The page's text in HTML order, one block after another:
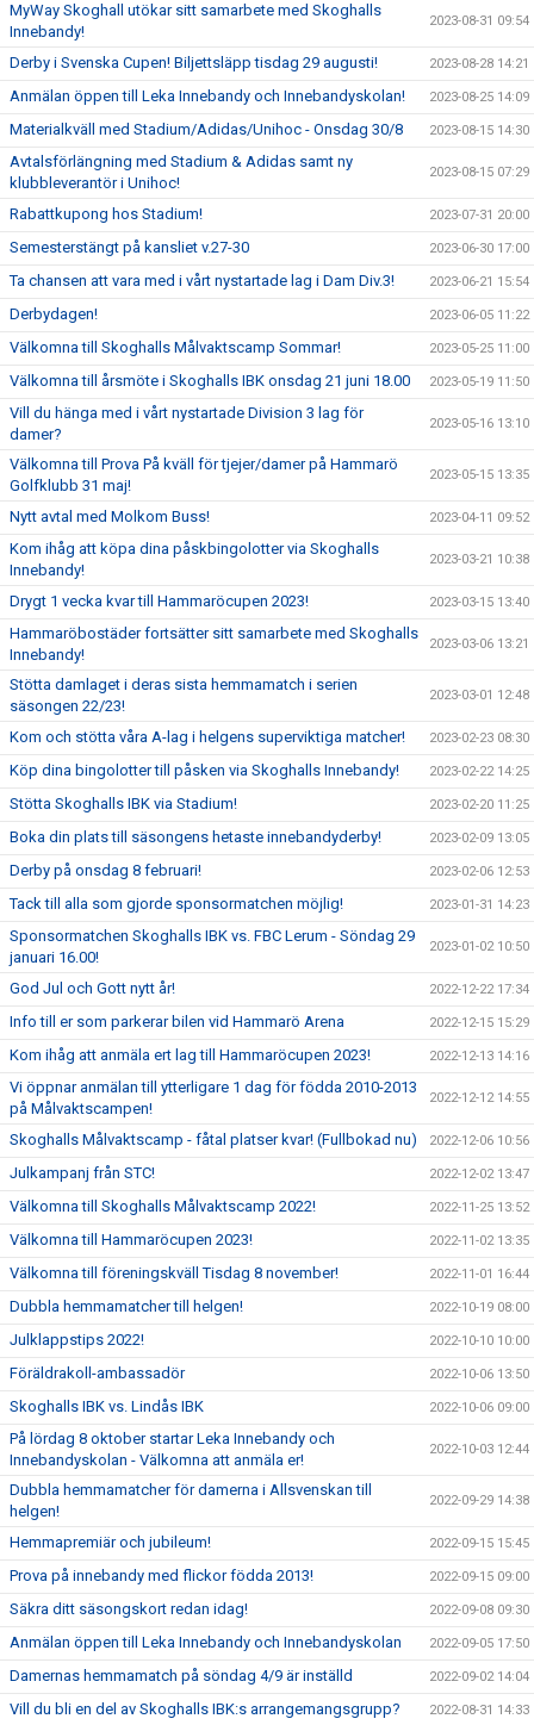
MyWay Skoghall utökar sitt samarbete med Skoghalls
Innebandy!
2023-08-31 09:54
Derby i Svenska Cupen! Biljettsläpp tisdag 29 augusti! 2023-08-28 14:21
Anmälan öppen till Leka Innebandy och Innebandyskolan! 2023-08-25 14:09
Materialkväll med Stadium/Adidas/Unihoc - Onsdag 30/8 2023-08-15 14:30
Avtalsförlängning med Stadium & Adidas samt ny
klubbleverantör i Unihoc!
2023-08-15 07:29
Rabattkupong hos Stadium! 2023-07-31 20:00
Semesterstängt på kansliet v.27-30 2023-06-30 17:00
Ta chansen att vara med i vårt nystartade lag i Dam Div.3! 2023-06-21 15:54
Derbydagen! 2023-06-05 11:22
Välkomna till Skoghalls Målvaktscamp Sommar! 2023-05-25 11:00
Välkomna till årsmöte i Skoghalls IBK onsdag 21 juni 18.00 2023-05-19 11:50
Vill du hänga med i vårt nystartade Division 3 lag för
damer?
2023-05-16 13:10
Välkomna till Prova På kväll för tjejer/damer på Hammarö
Golfklubb 31 maj!
2023-05-15 13:35
Nytt avtal med Molkom Buss! 2023-04-11 09:52
Kom ihåg att köpa dina påskbingolotter via Skoghalls
Innebandy!
2023-03-21 10:38
Drygt 1 vecka kvar till Hammaröcupen 2023! 2023-03-15 13:40
Hammaröbostäder fortsätter sitt samarbete med Skoghalls
Innebandy!
2023-03-06 13:21
Stötta damlaget i deras sista hemmamatch i serien
säsongen 22/23!
2023-03-01 12:48
Kom och stötta våra A-lag i helgens superviktiga matcher! 2023-02-23 08:30
Köp dina bingolotter till påsken via Skoghalls Innebandy! 2023-02-22 14:25
Stötta Skoghalls IBK via Stadium! 2023-02-20 11:25
Boka din plats till säsongens hetaste innebandyderby! 2023-02-09 13:05
Derby på onsdag 8 februari! 2023-02-06 12:53
Tack till alla som gjorde sponsormatchen möjlig! 2023-01-31 14:23
Sponsormatchen Skoghalls IBK vs. FBC Lerum - Söndag 29
januari 16.00!
2023-01-02 10:50
God Jul och Gott nytt år! 2022-12-22 17:34
Info till er som parkerar bilen vid Hammarö Arena 2022-12-15 15:29
Kom ihåg att anmäla ert lag till Hammaröcupen 2023! 2022-12-13 14:16
Vi öppnar anmälan till ytterligare 1 dag för födda 2010-2013
på Målvaktscampen!
2022-12-12 14:55
Skoghalls Målvaktscamp - fåtal platser kvar! (Fullbokad nu) 2022-12-06 10:56
Julkampanj från STC! 2022-12-02 13:47
Välkomna till Skoghalls Målvaktscamp 2022! 2022-11-25 13:52
Välkomna till Hammaröcupen 2023! 2022-11-02 13:35
Välkomna till föreningskväll Tisdag 8 november! 2022-11-01 16:44
Dubbla hemmamatcher till helgen! 2022-10-19 08:00
Julklappstips 2022! 2022-10-10 10:00
Föräldrakoll-ambassadör 2022-10-06 13:50
Skoghalls IBK vs. Lindås IBK 2022-10-06 09:00
På lördag 8 oktober startar Leka Innebandy och
Innebandyskolan - Välkomna att anmäla er!
2022-10-03 12:44
Dubbla hemmamatcher för damerna i Allsvenskan till
helgen!
2022-09-29 14:38
Hemmapremiär och jubileum! 2022-09-15 15:45
Prova på innebandy med flickor födda 2013! 2022-09-15 09:00
Säkra ditt säsongskort redan idag! 2022-09-08 09:30
Anmälan öppen till Leka Innebandy och Innebandyskolan 2022-09-05 17:50
Damernas hemmamatch på söndag 4/9 är inställd 2022-09-02 14:04
Vill du bli en del av Skoghalls IBK:s arrangemangsgrupp? 2022-08-31 14:33